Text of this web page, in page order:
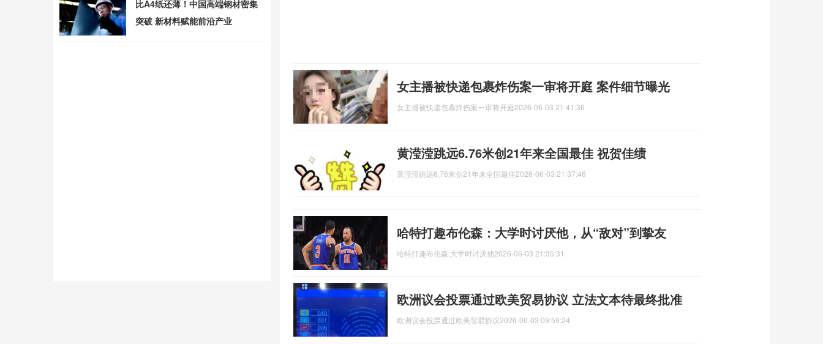
女主播被快递包裹炸伤案一审将开庭 案件细节曝光
女主播被快递包裹炸伤案一审将开庭2026-06-03 21:41:36
黄滢滢跳远6.76米创21年来全国最佳 祝贺佳绩
黄滢滢跳远6,76米创21年来全国最佳2026-06-03 21:37:46
哈特打趣布伦森：大学时讨厌他，从“敌对”到挚友
哈特打趣布伦森,大学时讨厌他2026-06-03 21:35:31
欧洲议会投票通过欧美贸易协议 立法文本待最终批准
欧洲议会投票通过欧美贸易协议2026-06-03 09:59:24
比A4纸还薄！中国高端钢材密集
突破 新材料赋能前沿产业